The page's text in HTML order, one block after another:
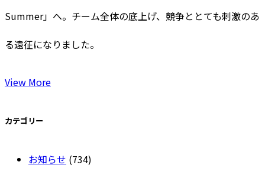
Summer」へ。チーム全体の底上げ、競争ととても刺激のあ
る遠征になりました。
View More
カテゴリー
お知らせ (734)